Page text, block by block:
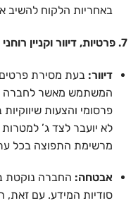
באחריות הלקוח להשיב
7. פרטיות, דיוור וקניין רוחני
דיוור: בעת מסירת
המשתמש מאשר לחברה
פרסומי והצעות
לא יועבר לצד ג’
מרשימת התפוצה בכל
אבטחה: החברה נוקטת
סודיות המידע. עם